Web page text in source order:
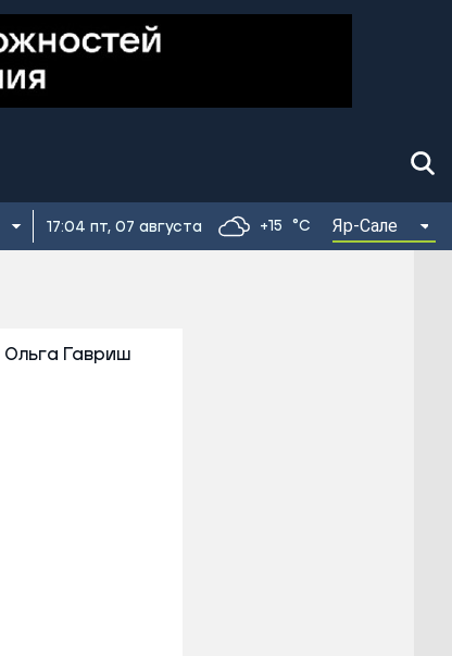
17:04 пт, 07 августа +15 °C Яр-Сале
Ольга Гавриш